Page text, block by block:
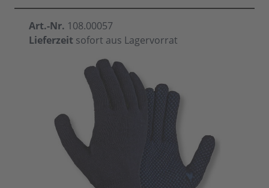
Art.-Nr. 108.00057
Lieferzeit sofort aus Lagervorrat